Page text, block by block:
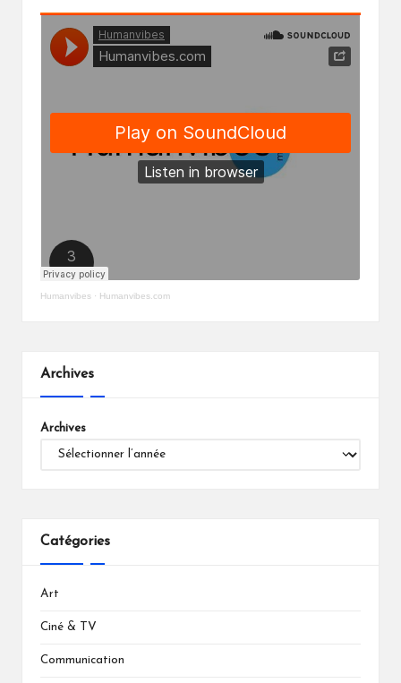
Humanvibes · Humanvibes.com
Archives
Archives
Catégories
Art
Ciné & TV
Communication